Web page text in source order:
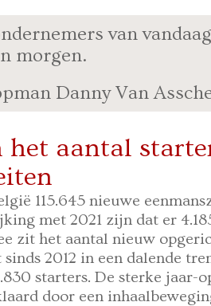
van
morgen.
Danny Van
aantal
115.645 nieuwe
met 2021 zijn dat er
zit het aantal nieuw
2012 in een dalende
starters. De sterke jaar-
door een